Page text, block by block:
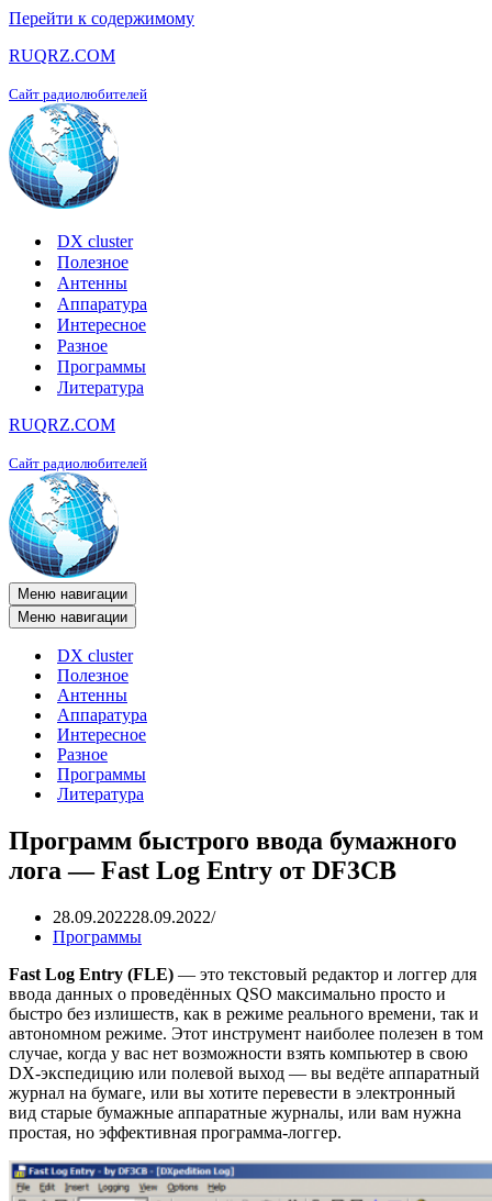
Перейти к содержимому
RUQRZ.COM
Сайт радиолюбителей
DX cluster
Полезное
Антенны
Аппаратура
Интересное
Разное
Программы
Литература
RUQRZ.COM
Сайт радиолюбителей
Меню навигации
Меню навигации
DX cluster
Полезное
Антенны
Аппаратура
Интересное
Разное
Программы
Литература
Программ быстрого ввода бумажного
лога — Fast Log Entry от DF3CB
28.09.202228.09.2022
Программы
Fast Log Entry (FLE) — это текстовый редактор и логгер для
ввода данных о проведённых QSO максимально просто и
быстро без излишеств, как в режиме реального времени, так и
автономном режиме. Этот инструмент наиболее полезен в том
случае, когда у вас нет возможности взять компьютер в свою
DX-экспедицию или полевой выход — вы ведёте аппаратный
журнал на бумаге, или вы хотите перевести в электронный
вид старые бумажные аппаратные журналы, или вам нужна
простая, но эффективная программа-логгер.